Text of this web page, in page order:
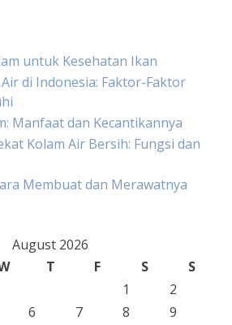
untuk Kesehatan Ikan
di Indonesia: Faktor-Faktor
Manfaat dan Kecantikannya
Kolam Air Bersih: Fungsi dan
Membuat dan Merawatnya
August 2026
T F S
S
1
2
6 7 8
9